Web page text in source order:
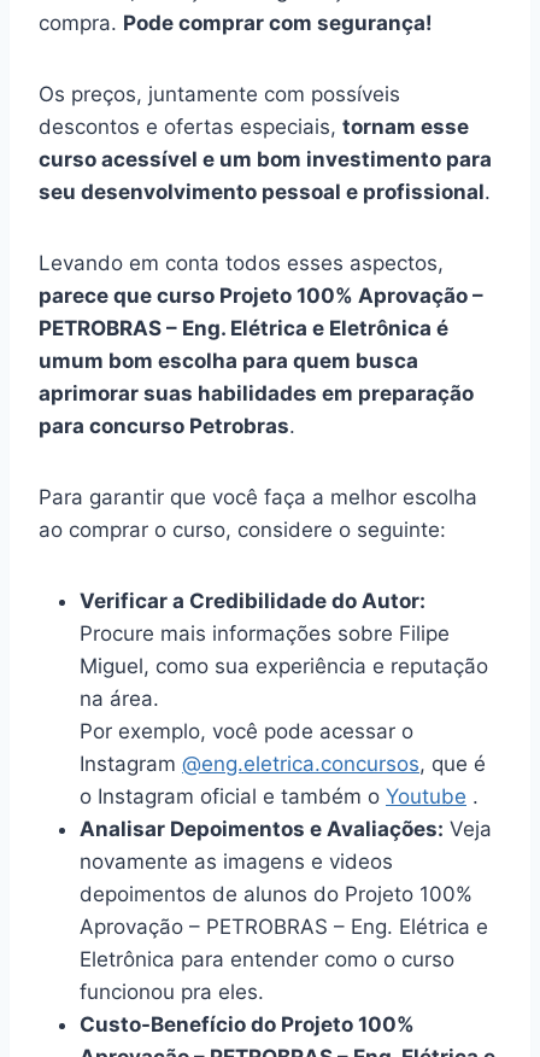
compra. Pode comprar com segurança!
Os preços, juntamente com possíveis
descontos e ofertas especiais, tornam esse
curso acessível e um bom investimento para
seu desenvolvimento pessoal e profissional.
Levando em conta todos esses aspectos,
parece que curso Projeto 100% Aprovação –
PETROBRAS – Eng. Elétrica e Eletrônica é
umum bom escolha para quem busca
aprimorar suas habilidades em preparação
para concurso Petrobras.
Para garantir que você faça a melhor escolha
ao comprar o curso, considere o seguinte:
Verificar a Credibilidade do Autor:
Procure mais informações sobre Filipe
Miguel, como sua experiência e reputação
na área.
Por exemplo, você pode acessar o
Instagram @eng.eletrica.concursos, que é
o Instagram oficial e também o Youtube .
Analisar Depoimentos e Avaliações: Veja
novamente as imagens e videos
depoimentos de alunos do Projeto 100%
Aprovação – PETROBRAS – Eng. Elétrica e
Eletrônica para entender como o curso
funcionou pra eles.
Custo-Benefício do Projeto 100%